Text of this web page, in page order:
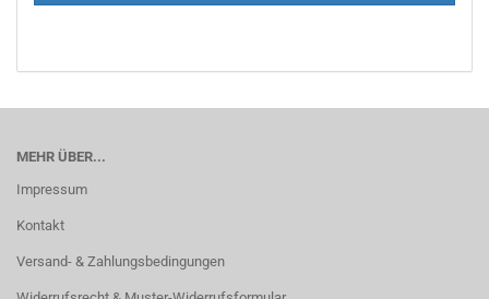
MEHR ÜBER...
Impressum
Kontakt
Versand- & Zahlungsbedingungen